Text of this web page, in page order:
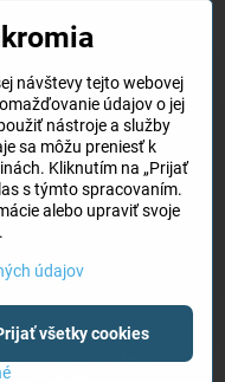
osobných údajov
návštevy tejto webovej
údajov o jej
nástroje a služby
sa môžu preniesť k
Kliknutím na „Prijať
s týmto spracovaním.
alebo upraviť svoje
údajov
všetky cookies